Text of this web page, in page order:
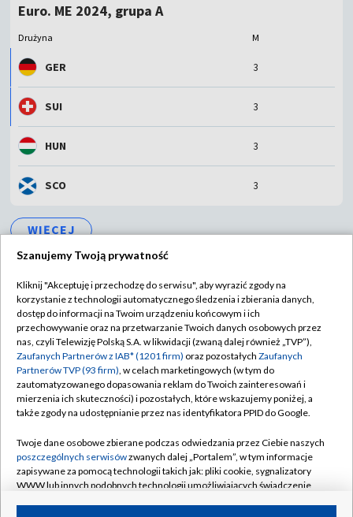
Euro. ME 2024, grupa A
Drużyna M
GER 3
SUI 3
HUN 3
SCO 3
WIĘCEJ
TVP
Abonament TVP
Sklep TVP
Biuro Reklamy
Telegazeta ogłoszenia
Emisja w TVP
Regulamin TVP
Polityka prywatności
Moje zgody
Kontakt
Szanujemy Twoją prywatność
Kliknij "Akceptuję i przechodzę do serwisu", aby wyrazić zgody na
korzystanie z technologii automatycznego śledzenia i zbierania danych,
dostęp do informacji na Twoim urządzeniu końcowym i ich
przechowywanie oraz na przetwarzanie Twoich danych osobowych przez
nas, czyli Telewizję Polską S.A. w likwidacji (zwaną dalej również „TVP”),
Zaufanych Partnerów z IAB* (1201 firm) oraz pozostałych Zaufanych
Partnerów TVP (93 firm), w celach marketingowych (w tym do
zautomatyzowanego dopasowania reklam do Twoich zainteresowań i
mierzenia ich skuteczności) i pozostałych, które wskazujemy poniżej, a
także zgody na udostępnianie przez nas identyfikatora PPID do Google.
Twoje dane osobowe zbierane podczas odwiedzania przez Ciebie naszych
poszczególnych serwisówzwanych dalej „Portalem”, w tym informacje
zapisywane za pomocą technologii takich jak: pliki cookie, sygnalizatory
WWW lub innych podobnych technologii umożliwiających świadczenie